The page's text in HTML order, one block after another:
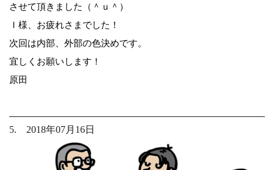
させて頂きました（＾ｕ＾）
Ｉ様、お疲れさまでした！
次回は内部、外部の色決めです。
宜しくお願いします！
原田
5. 2018年07月16日